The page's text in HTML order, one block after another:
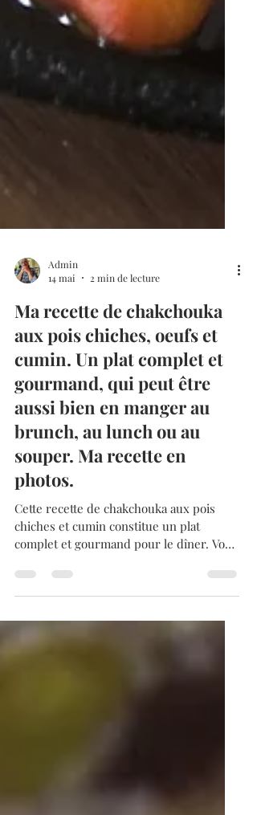
14 mai
2 min de lecture
Ma recette de chakchouka
aux pois chiches, oeufs et
cumin. Un plat complet et
gourmand, qui peut être
aussi bien en manger au
brunch, au lunch ou au
souper. Ma recette en
photos.
Cette recette de chakchouka aux pois
complet et gourmand pour le dîner. Vous
pouvez aussi servir ce plat avec du pain
oriental et une sauce au yaourt et au
citron pour encore plus de
gourmandise... La chakchouka, c’est quoi